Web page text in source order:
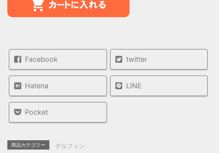
Facebook twitter
Hatena LINE
Pocket
商品カテゴリー デルフィン